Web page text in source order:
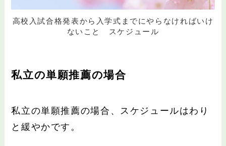
高校入試合格発表から入学式までにやらなければいけ
ないこと スケジュール
私立の単願推薦の場合
私立の単願推薦の場合、スケジュールはわり
と緩やかです。